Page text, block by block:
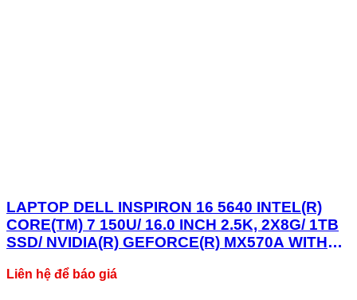
LAPTOP DELL INSPIRON 16 5640 INTEL(R)
CORE(TM) 7 150U/ 16.0 INCH 2.5K, 2X8G/ 1TB
SSD/ NVIDIA(R) GEFORCE(R) MX570A WITH
H&S 2021/ N6I7512W1-ICEBLUE* -01Y
Liên hệ để báo giá